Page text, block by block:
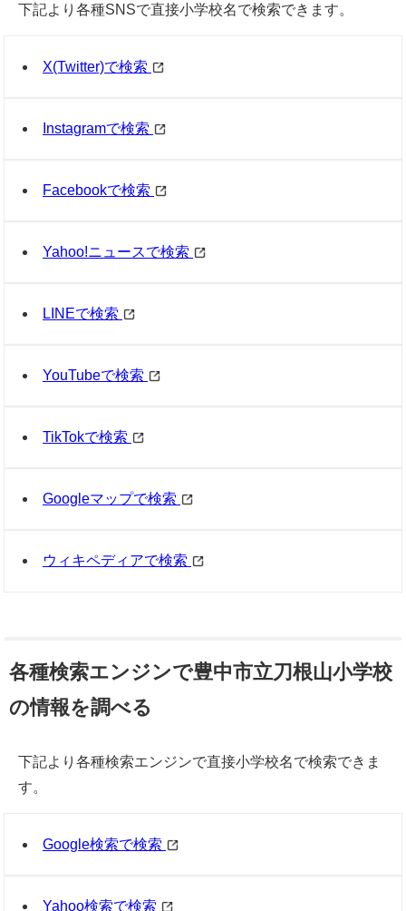
下記より各種SNSで直接小学校名で検索できます。
X(Twitter)で検索
Instagramで検索
Facebookで検索
Yahoo!ニュースで検索
LINEで検索
YouTubeで検索
TikTokで検索
Googleマップで検索
ウィキペディアで検索
各種検索エンジンで豊中市立刀根山小学校
の情報を調べる
下記より各種検索エンジンで直接小学校名で検索できま
す。
Google検索で検索
Yahoo検索で検索